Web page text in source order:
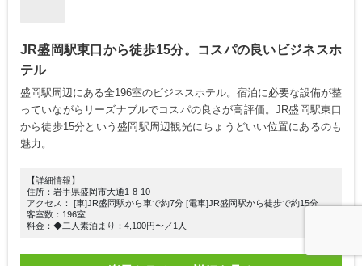
JR盛岡駅東口から徒歩15分。コスパの良いビジネスホ
テル
盛岡駅周辺にある全196室のビジネスホテル。宿泊に必要な設備が整
っていながらリーズナブルでコスパの良さが高評価。JR盛岡駅東口
から徒歩15分という盛岡駅周辺観光にちょうどいい位置にあるのも
魅力。
【詳細情報】
住所：岩手県盛岡市大通1-8-10
アクセス： [車]JR盛岡駅から車で約7分 [電車]JR盛岡駅から徒歩で約15分
客室数：196室
料金：◆二人素泊まり：4,100円〜／1人